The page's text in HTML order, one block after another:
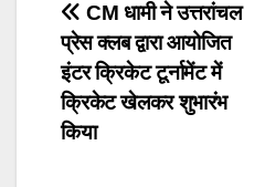
Post
navigation
CM धामी ने उत्तरांचल
प्रेस क्लब द्वारा आयोजित
इंटर क्रिकेट टूर्नामेंट में
क्रिकेट खेलकर शुभारंभ
किया